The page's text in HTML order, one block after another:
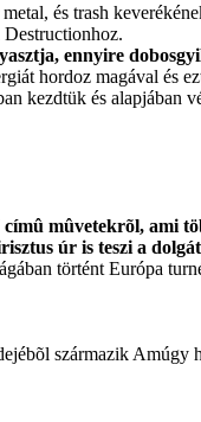
és trash
Destructionhoz.
ennyire
hordoz magával és
kezdtük és alapjában
mûvetekrõl, ami
úr is teszi a
történt Európa
származik Amúgy